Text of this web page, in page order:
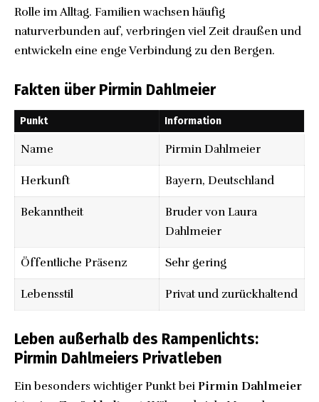
Rolle im Alltag. Familien wachsen häufig
naturverbunden auf, verbringen viel Zeit draußen und
entwickeln eine enge Verbindung zu den Bergen.
Fakten über Pirmin Dahlmeier
Punkt Information
Name Pirmin Dahlmeier
Herkunft Bayern, Deutschland
Bekanntheit
Bruder von Laura
Dahlmeier
Öffentliche Präsenz Sehr gering
Lebensstil Privat und zurückhaltend
Leben außerhalb des Rampenlichts:
Pirmin Dahlmeiers Privatleben
Ein besonders wichtiger Punkt bei Pirmin Dahlmeier